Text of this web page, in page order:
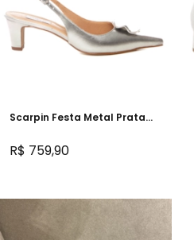
Scarpin Festa Metal Prata
473D.11737
R$ 759,90